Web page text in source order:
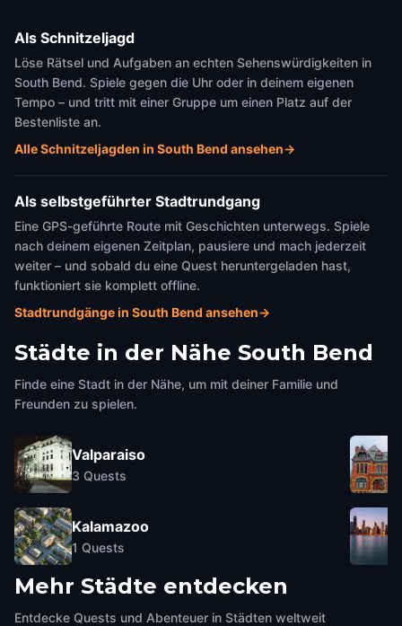
Als Schnitzeljagd
Löse Rätsel und Aufgaben an echten Sehenswürdigkeiten in
South Bend. Spiele gegen die Uhr oder in deinem eigenen
Tempo – und tritt mit einer Gruppe um einen Platz auf der
Bestenliste an.
Alle Schnitzeljagden in South Bend ansehen→
Als selbstgeführter Stadtrundgang
Eine GPS-geführte Route mit Geschichten unterwegs. Spiele
nach deinem eigenen Zeitplan, pausiere und mach jederzeit
weiter – und sobald du eine Quest heruntergeladen hast,
funktioniert sie komplett offline.
Stadtrundgänge in South Bend ansehen→
Städte in der Nähe South Bend
Finde eine Stadt in der Nähe, um mit deiner Familie und
Freunden zu spielen.
Valparaiso
3 Quests
Kalamazoo
1 Quests
Mehr Städte entdecken
Entdecke Quests und Abenteuer in Städten weltweit